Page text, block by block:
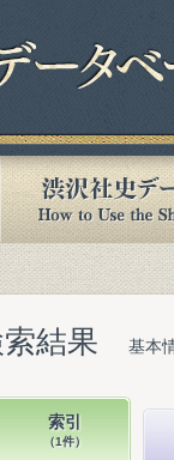
結果 基本
索引
（1件）